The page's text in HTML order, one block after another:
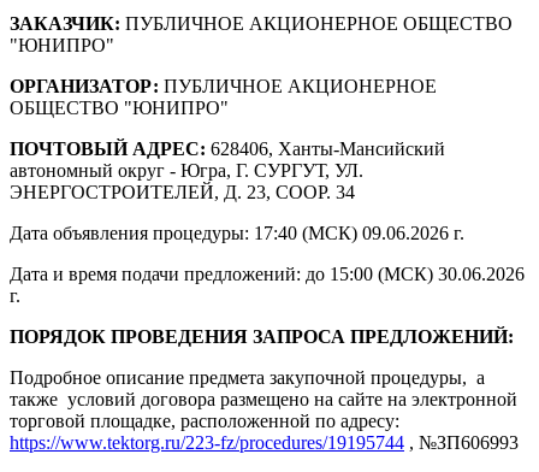
ЗАКАЗЧИК: ПУБЛИЧНОЕ АКЦИОНЕРНОЕ ОБЩЕСТВО
"ЮНИПРО"
ОРГАНИЗАТОР: ПУБЛИЧНОЕ АКЦИОНЕРНОЕ
ОБЩЕСТВО "ЮНИПРО"
ПОЧТОВЫЙ АДРЕС: 628406, Ханты-Мансийский
автономный округ - Югра, Г. СУРГУТ, УЛ.
ЭНЕРГОСТРОИТЕЛЕЙ, Д. 23, СООР. 34
Дата объявления процедуры: 17:40 (МСК) 09.06.2026 г.
Дата и время подачи предложений: до 15:00 (МСК) 30.06.2026
г.
ПОРЯДОК ПРОВЕДЕНИЯ ЗАПРОСА ПРЕДЛОЖЕНИЙ:
Подробное описание предмета закупочной процедуры, а
также условий договора размещено на сайте на электронной
торговой площадке, расположенной по адресу:
https://www.tektorg.ru/223-fz/procedures/19195744 , №ЗП606993